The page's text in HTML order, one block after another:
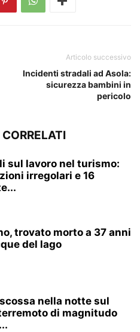
Articolo successivo
Incidenti stradali ad Asola:
sicurezza bambini in
pericolo
sul lavoro nel turismo:
irregolari e 16
trovato morto a 37 anni
del lago
nella notte sul
di magnitudo